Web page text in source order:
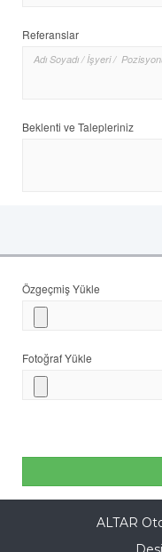
Referanslar
Beklenti ve Talepleriniz
Özgeçmiş Yükle
Fotoğraf Yükle
ALTAR